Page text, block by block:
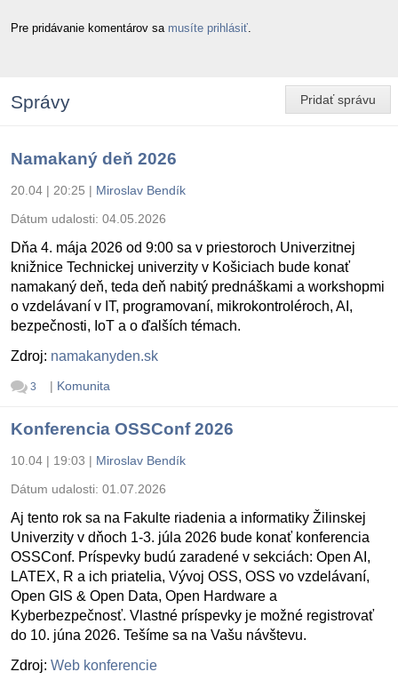
Pre pridávanie komentárov sa musíte prihlásiť
Pridať správu
Správy
Namakaný deň 2026
20.04 | 20:25 | Miroslav Bendík
Dátum udalosti: 04.05.2026
Dňa 4. mája 2026 od 9:00 sa v priestoroch Univerzitnej
knižnice Technickej univerzity v Košiciach bude konať
namakaný deň, teda deň nabitý prednáškami a workshopmi
o vzdelávaní v IT, programovaní, mikrokontroléroch, AI,
bezpečnosti, IoT a o ďalších témach.
Zdroj: namakanyden.sk
3 | Komunita
Konferencia OSSConf 2026
10.04 | 19:03 | Miroslav Bendík
Dátum udalosti: 01.07.2026
Aj tento rok sa na Fakulte riadenia a informatiky Žilinskej
Univerzity v dňoch 1-3. júla 2026 bude konať konferencia
OSSConf. Príspevky budú zaradené v sekciách: Open AI,
LATEX, R a ich priatelia, Vývoj OSS, OSS vo vzdelávaní,
Open GIS & Open Data, Open Hardware a
Kyberbezpečnosť. Vlastné príspevky je možné registrovať
do 10. júna 2026. Tešíme sa na Vašu návštevu.
Zdroj: Web konferencie